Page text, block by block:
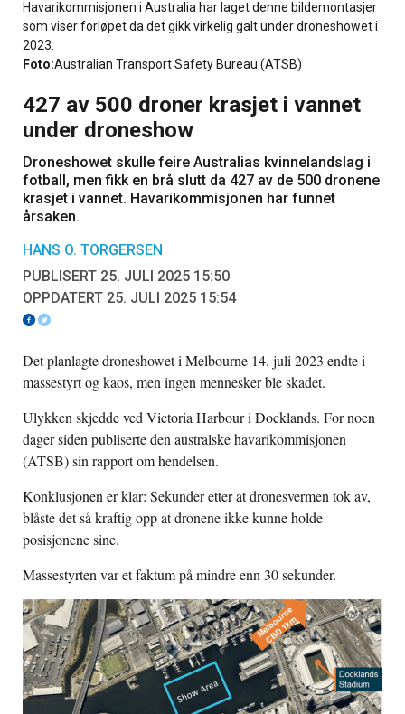
Havarikommisjonen i Australia har laget denne bildemontasjer
som viser forløpet da det gikk virkelig galt under droneshowet i
2023.
Foto:Australian Transport Safety Bureau (ATSB)
427 av 500 droner krasjet i vannet
under droneshow
Droneshowet skulle feire Australias kvinnelandslag i
fotball, men fikk en brå slutt da 427 av de 500 dronene
krasjet i vannet. Havarikommisjonen har funnet
årsaken.
HANS O. TORGERSEN
PUBLISERT 25. JULI 2025 15:50
OPPDATERT 25. JULI 2025 15:54
Det planlagte droneshowet i Melbourne 14. juli 2023 endte i
massestyrt og kaos, men ingen mennesker ble skadet.
Ulykken skjedde ved Victoria Harbour i Docklands. For noen
dager siden publiserte den australske havarikommisjonen
(ATSB) sin rapport om hendelsen.
Konklusjonen er klar: Sekunder etter at dronesvermen tok av,
blåste det så kraftig opp at dronene ikke kunne holde
posisjonene sine.
Massestyrten var et faktum på mindre enn 30 sekunder.